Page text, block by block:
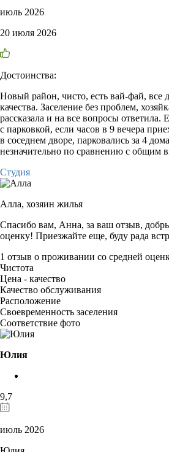
июль 2026
20 июля 2026
Достоинства:
Новый район, чисто, есть вай-фай, все
качества. Заселение без проблем,
рассказала и на все вопросы ответила.
с парковкой, если часов в 9 вечера
в соседнем дворе, парковались за 4
незначительно по сравнению с общим
Студия
Алла, хозяин жилья
Спасибо вам, Анна, за ваш отзыв,
оценку! Приезжайте еще, буду рада
1 отзыв о проживании со средней
Чистота
Цена - качество
Качество обслуживания
Расположение
Своевременность заселения
Соответствие фото
Юлия
9,7
июль 2026